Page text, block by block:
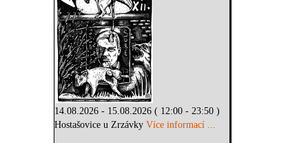
14.08.2026 - 15.08.2026 ( 12:00 - 23:50 )
Hostašovice u ZrzávkyVíce informací ...